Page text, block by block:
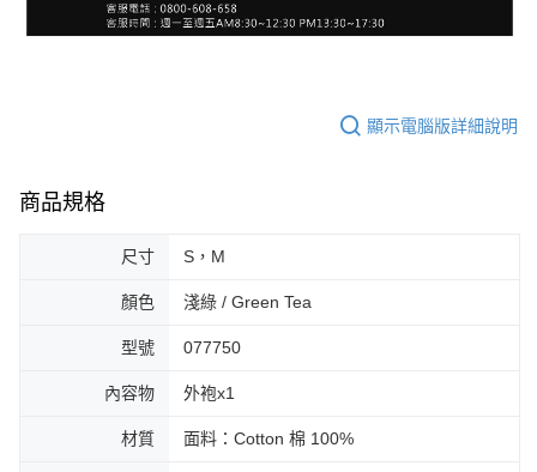
顯示電腦版詳細說明
商品規格
尺寸 S，M
顏色 淺綠 / Green Tea
型號 077750
內容物 外袍x1
材質 面料：Cotton 棉 100%